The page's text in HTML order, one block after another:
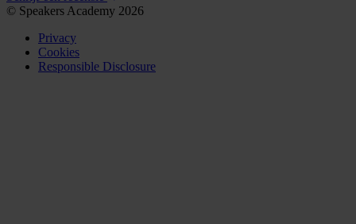
© Speakers Academy 2026
Privacy
Cookies
Responsible Disclosure